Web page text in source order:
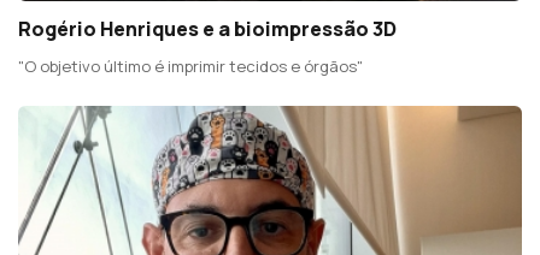
Rogério Henriques e a bioimpressão 3D
"O objetivo último é imprimir tecidos e órgãos"